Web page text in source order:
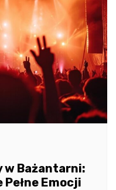
w Bażantarni:
Pełne Emocji